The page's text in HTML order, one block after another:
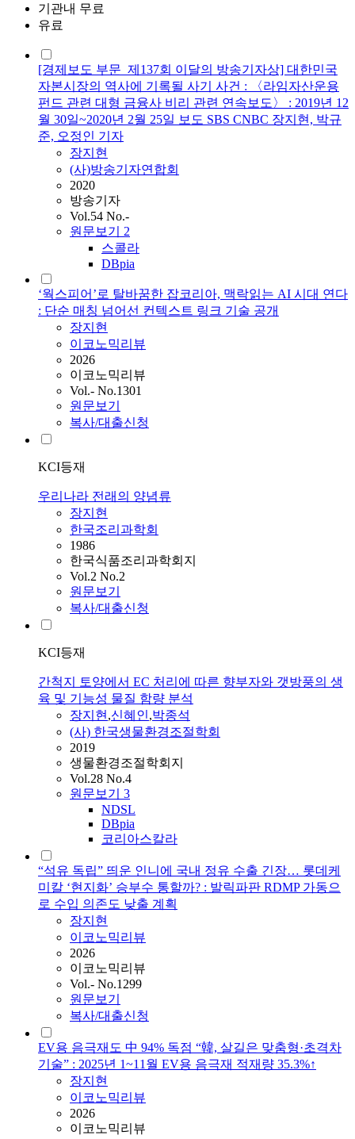
기관내 무료
유료
[경제보도 부문_제137회 이달의 방송기자상] 대한민국
자본시장의 역사에 기록될 사기 사건 : 〈라임자산운용
펀드 관련 대형 금융사 비리 관련 연속보도〉 : 2019년 12
월 30일~2020년 2월 25일 보도 SBS CNBC 장지현, 박규
준, 오정인 기자
장지현
(사)방송기자연합회
2020
방송기자
Vol.54 No.-
원문보기 2
스콜라
DBpia
‘웍스피어’로 탈바꿈한 잡코리아, 맥락읽는 AI 시대 연다
: 단순 매칭 넘어선 컨텍스트 링크 기술 공개
장지현
이코노믹리뷰
2026
이코노믹리뷰
Vol.- No.1301
원문보기
복사/대출신청
KCI등재
우리나라 전래의 양념류
장지현
한국조리과학회
1986
한국식품조리과학회지
Vol.2 No.2
원문보기
복사/대출신청
KCI등재
간척지 토양에서 EC 처리에 따른 향부자와 갯방풍의 생
육 및 기능성 물질 함량 분석
장지현,신혜인,박종석
(사) 한국생물환경조절학회
2019
생물환경조절학회지
Vol.28 No.4
원문보기 3
NDSL
DBpia
코리아스칼라
“석유 독립” 띄운 인니에 국내 정유 수출 긴장… 롯데케
미칼 ‘현지화’ 승부수 통할까? : 발릭파판 RDMP 가동으
로 수입 의존도 낮출 계획
장지현
이코노믹리뷰
2026
이코노믹리뷰
Vol.- No.1299
원문보기
복사/대출신청
EV용 음극재도 中 94% 독점 “韓, 살길은 맞춤형·초격차
기술” : 2025년 1~11월 EV용 음극재 적재량 35.3%↑
장지현
이코노믹리뷰
2026
이코노믹리뷰